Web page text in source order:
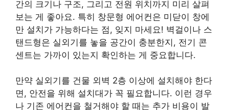
간의 크기나 구조, 그리고 전원 위치까지 미리 살펴
보는 게 좋아요. 특히 창문형 에어컨은 미닫이 창에
만 설치가 가능하다는 점, 잊지 마세요! 벽걸이나 스
탠드형은 실외기를 놓을 공간이 충분한지, 전기 콘
센트는 가까이 있는지 확인하는 게 중요합니다.
만약 실외기를 건물 외벽 2층 이상에 설치해야 한다
면, 안전을 위해 설치대가 꼭 필요합니다. 이런 경우
나 기존 에어컨을 철거해야 할 때는 추가 비용이 발